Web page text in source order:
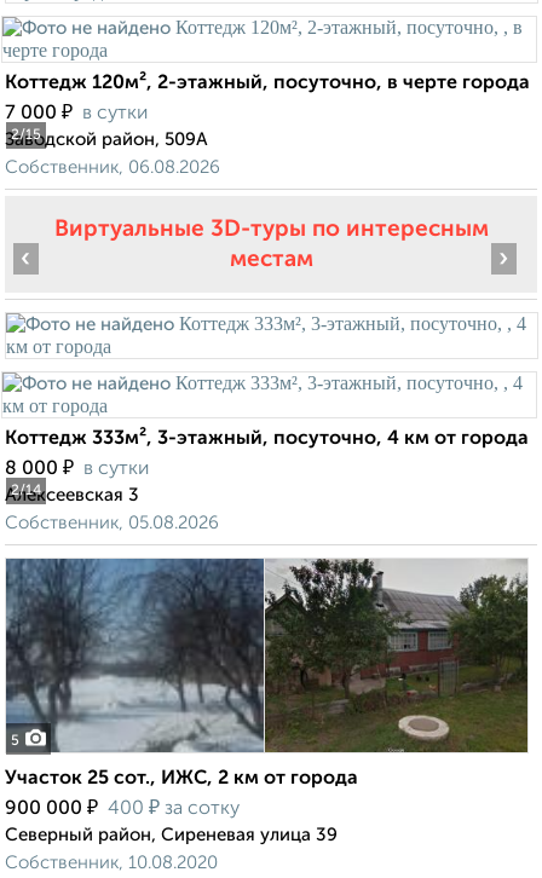
2/15
Коттедж 120м², 2-этажный, посуточно, в черте города
7 000 ₽ в сутки
Заводской район, 509А
Собственник, 06.08.2026
Виртуальные 3D-туры по интересным
местам
2/14
‹ ›
Коттедж 333м², 3-этажный, посуточно, 4 км от города
8 000 ₽ в сутки
Алексеевская 3
Собственник, 05.08.2026
5
Участок 25 сот., ИЖС, 2 км от города
900 000 ₽ 400 ₽ за сотку
Северный район, Сиреневая улица 39
Собственник, 10.08.2020